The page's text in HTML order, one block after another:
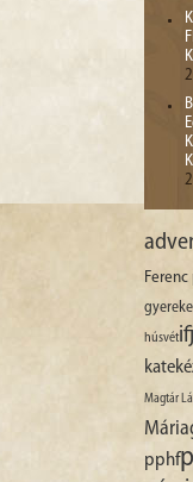
Ferenc
húsvét
Magtár
pphf